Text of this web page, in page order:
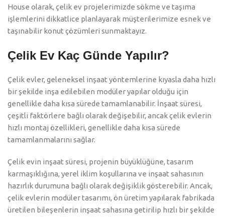
House olarak, çelik ev projelerimizde sökme ve taşıma
işlemlerini dikkatlice planlayarak müşterilerimize esnek ve
taşınabilir konut çözümleri sunmaktayız.
Çelik Ev Kaç Günde Yapılır?
Çelik evler, geleneksel inşaat yöntemlerine kıyasla daha hızlı
bir şekilde inşa edilebilen modüler yapılar olduğu için
genellikle daha kısa sürede tamamlanabilir. İnşaat süresi,
çeşitli faktörlere bağlı olarak değişebilir, ancak çelik evlerin
hızlı montaj özellikleri, genellikle daha kısa sürede
tamamlanmalarını sağlar.
Çelik evin inşaat süresi, projenin büyüklüğüne, tasarım
karmaşıklığına, yerel iklim koşullarına ve inşaat sahasının
hazırlık durumuna bağlı olarak değişiklik gösterebilir. Ancak,
çelik evlerin modüler tasarımı, ön üretim yapılarak fabrikada
üretilen bileşenlerin inşaat sahasına getirilip hızlı bir şekilde